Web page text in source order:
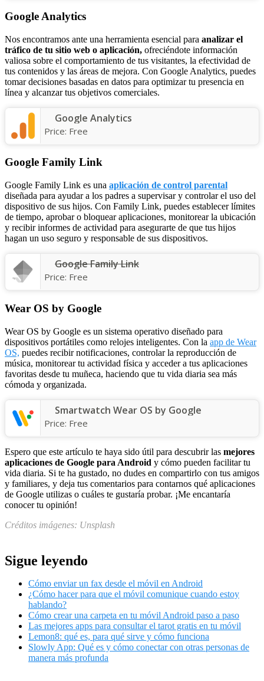
Google Analytics
Nos encontramos ante una herramienta esencial para analizar el
tráfico de tu sitio web o aplicación, ofreciéndote información
valiosa sobre el comportamiento de tus visitantes, la efectividad de
tus contenidos y las áreas de mejora. Con Google Analytics, puedes
tomar decisiones basadas en datos para optimizar tu presencia en
línea y alcanzar tus objetivos comerciales.
Google Analytics
Price: Free
Google Family Link
Google Family Link es una aplicación de control parental
diseñada para ayudar a los padres a supervisar y controlar el uso del
dispositivo de sus hijos. Con Family Link, puedes establecer límites
de tiempo, aprobar o bloquear aplicaciones, monitorear la ubicación
y recibir informes de actividad para asegurarte de que tus hijos
hagan un uso seguro y responsable de sus dispositivos.
Google Family Link
Price: Free
Wear OS by Google
Wear OS by Google es un sistema operativo diseñado para
dispositivos portátiles como relojes inteligentes. Con la app de Wear
OS, puedes recibir notificaciones, controlar la reproducción de
música, monitorear tu actividad física y acceder a tus aplicaciones
favoritas desde tu muñeca, haciendo que tu vida diaria sea más
cómoda y organizada.
Smartwatch Wear OS by Google
Price: Free
Espero que este artículo te haya sido útil para descubrir las mejores
aplicaciones de Google para Android y cómo pueden facilitar tu
vida diaria. Si te ha gustado, no dudes en compartirlo con tus amigos
y familiares, y deja tus comentarios para contarnos qué aplicaciones
de Google utilizas o cuáles te gustaría probar. ¡Me encantaría
conocer tu opinión!
Créditos imágenes: Unsplash
Sigue leyendo
Cómo enviar un fax desde el móvil en Android
¿Cómo hacer para que el móvil comunique cuando estoy
hablando?
Cómo crear una carpeta en tu móvil Android paso a paso
Las mejores apps para consultar el tarot gratis en tu móvil
Lemon8: qué es, para qué sirve y cómo funciona
Slowly App: Qué es y cómo conectar con otras personas de
manera más profunda